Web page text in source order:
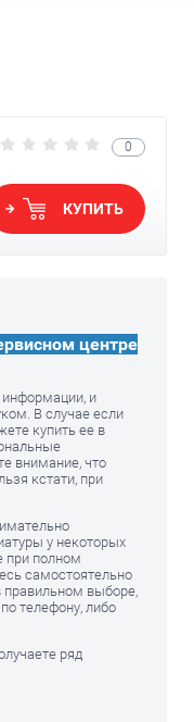
руб.
0
КУПИТЬ
центре
информации, и
В случае если
купить ее в
внимание, что
кстати, при
у некоторых
при полном
самостоятельно
правильном выборе,
телефону, либо
ряд